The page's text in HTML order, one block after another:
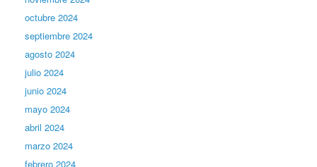
octubre 2024
septiembre 2024
agosto 2024
julio 2024
junio 2024
mayo 2024
abril 2024
marzo 2024
febrero 2024